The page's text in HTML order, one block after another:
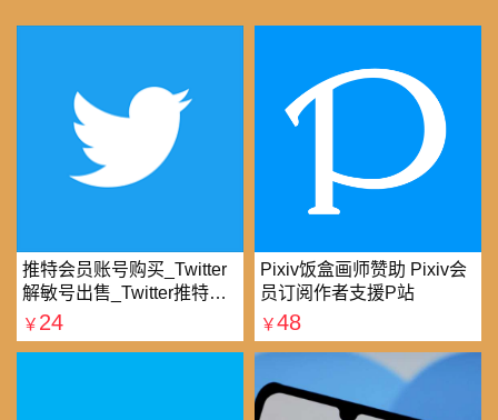
推特会员账号购买_Twitter
解敏号出售_Twitter推特账
号购买批发平台
￥ 24
Pixiv饭盒画师赞助 Pixiv会
员订阅作者支援P站
￥48